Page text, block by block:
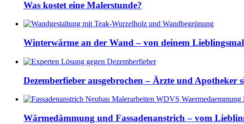
Was kostet eine Malerstunde?
Winterwärme an der Wand – von deinem
Dezemberfieber ausgebrochen – Ärzte und Apotheker
Wärmedämmung und Fassadenanstrich – vom